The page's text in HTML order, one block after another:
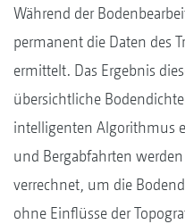
Während der
permanent die Daten des
ermittelt. Das Ergebnis
übersichtliche
intelligenten Algorithmus
und Bergabfahrten
verrechnet, um die
ohne Einflüsse der